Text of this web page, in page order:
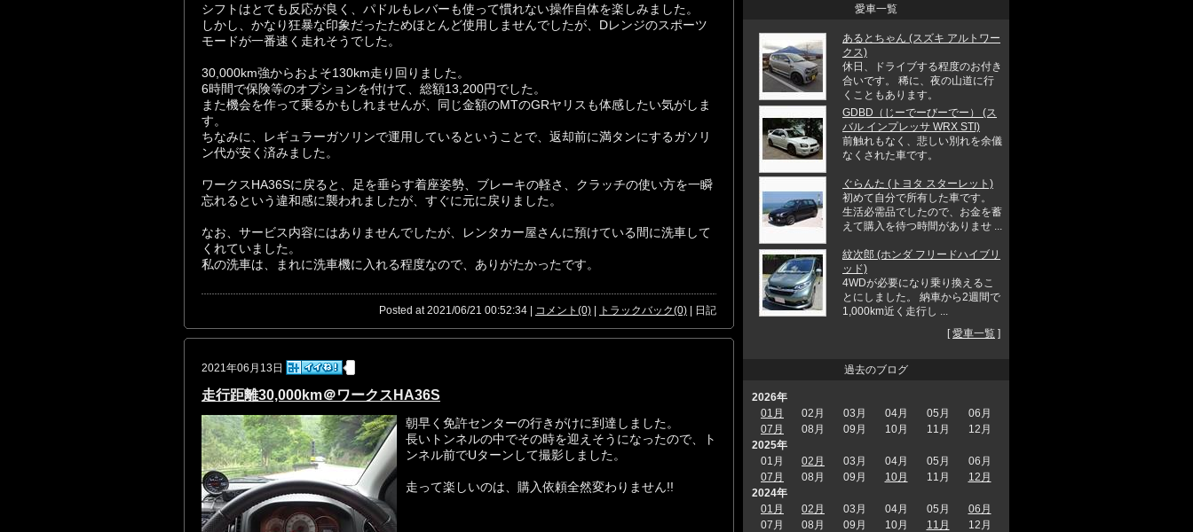
シフトはとても反応が良く、パドルもレバーも使って慣れない操作自体を楽しみました。
しかし、かなり狂暴な印象だったためほとんど使用しませんでしたが、Dレンジのスポーツ
モードが一番速く走れそうでした。
30,000km強からおよそ130km走り回りました。
6時間で保険等のオプションを付けて、総額13,200円でした。
また機会を作って乗るかもしれませんが、同じ金額のMTのGRヤリスも体感したい気がしま
す。
ちなみに、レギュラーガソリンで運用しているということで、返却前に満タンにするガソリ
ン代が安く済みました。
ワークスHA36Sに戻ると、足を垂らす着座姿勢、ブレーキの軽さ、クラッチの使い方を一瞬
忘れるという違和感に襲われましたが、すぐに元に戻りました。
なお、サービス内容にはありませんでしたが、レンタカー屋さんに預けている間に洗車して
くれていました。
私の洗車は、まれに洗車機に入れる程度なので、ありがたかったです。
Posted at 2021/06/21 00:52:34 | コメント(0) | トラックバック(0) | 日記
2021年06月13日
走行距離30,000km＠ワークスHA36S
朝早く免許センターの行きがけに到達しました。
長いトンネルの中でその時を迎えそうになったので、ト
ンネル前でUターンして撮影しました。
走って楽しいのは、購入依頼全然変わりません!!
愛車一覧
あるとちゃん (スズキ アルトワー
クス)
休日、ドライブする程度のお付き
合いです。 稀に、夜の山道に行
くこともあります。
GDBD（じーでーびーでー） (ス
バル インプレッサ WRX STI)
前触れもなく、悲しい別れを余儀
なくされた車です。
ぐらんた (トヨタ スターレット)
初めて自分で所有した車です。
生活必需品でしたので、お金を蓄
えて購入を待つ時間がありませ ...
紋次郎 (ホンダ フリードハイブリ
ッド)
4WDが必要になり乗り換えるこ
とにしました。 納車から2週間で
1,000km近く走行し ...
[愛車一覧 ]
過去のブログ
2026年
01月
02月 03月 04月 05月
06月
07月
08月 09月 10月 11月
12月
2025年
01月
02月 03月 04月 05月
06月
07月
08月 09月 10月 11月
12月
2024年
01月
02月 03月 04月 05月
06月
07月
08月 09月 10月 11月
12月